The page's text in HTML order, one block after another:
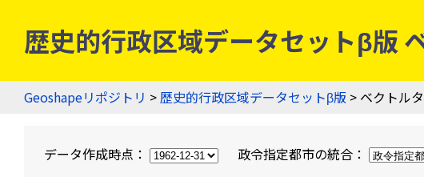
歴史的行政区域データセットβ版
Geoshapeリポジトリ >歴史的行政区域データセットβ版 > ベクトル
データ作成時点： 政令指定都市の統合：